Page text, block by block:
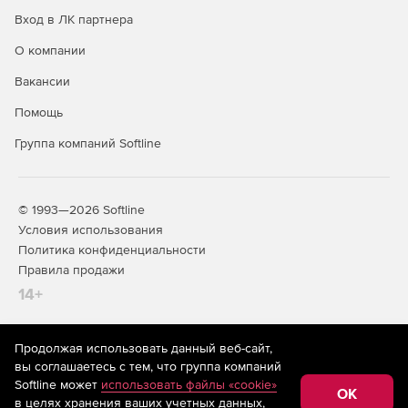
Вход в ЛК партнера
О компании
Вакансии
Помощь
Группа компаний Softline
© 1993—2026 Softline
Условия использования
Политика конфиденциальности
Правила продажи
14+
На информационном ресурсе store.softline.ru применяются
рекомендательные технологии(информационные технологии
предоставления информации на основе сбора,
систематизации и анализа сведений, относящихся к
Продолжая использовать данный веб-сайт,
вы соглашаетесь с тем, что группа компаний
Softline может использовать файлы «cookie»
в целях хранения ваших учетных данных,
OK